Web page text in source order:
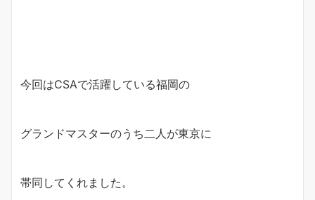
今回はCSAで活躍している福岡の
グランドマスターのうち二人が東京に
帯同してくれました。